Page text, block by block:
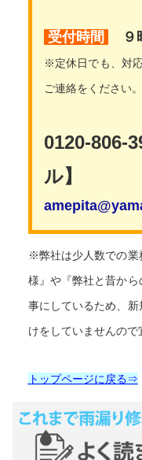
受付時間 ９
※定休日でも、対
ご連絡をください。
0120-806-
ル】
※弊社は少人数での業
様』や『弊社と昔か
事にしているため、
けをしていませんので
トップページに戻る⇒